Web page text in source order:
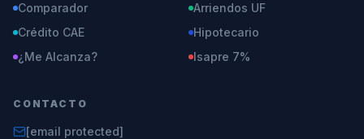
Comparador
Arriendos UF
Crédito CAE
Hipotecario
¿Me Alcanza?
Isapre 7%
CONTACTO
[email protected]